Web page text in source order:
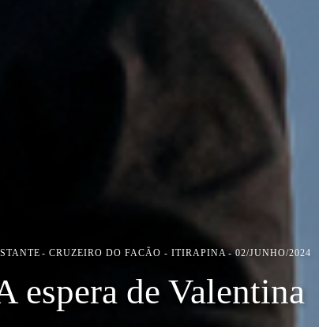
CRUZEIRO DO FACÃO - ITIRAPINA 02/JUNHO/2024
espera de Valentina